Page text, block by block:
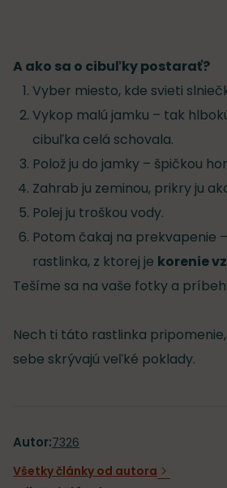
A ako sa o cibuľky postarať?
Vyber miesto, kde svieti
Vykop malú jamku – tak
cibuľka celá schovala.
Polož ju do jamky – špičkou
Zahrab ju zeminou, prikry ju
Polej ju troškou vody.
Potom čakaj na prekvapenie
rastlinka, z ktorej je korenie
Tešíme sa na vaše fotky a
Nech ti táto rastlinka
sebe skrývajú veľké poklady.
Autor:7326
Všetky články od autora